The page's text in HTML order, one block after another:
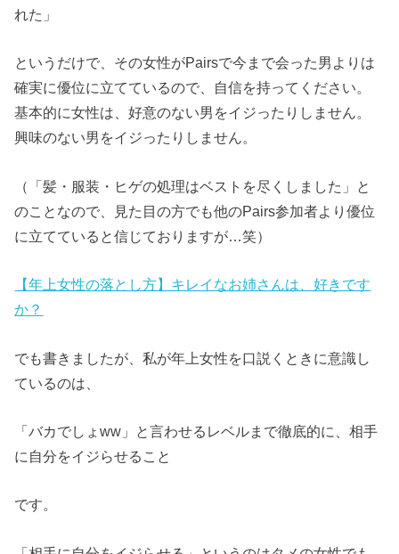
れた」
というだけで、その女性がPairsで今まで会った男よりは
確実に優位に立てているので、自信を持ってください。
基本的に女性は、好意のない男をイジったりしません。
興味のない男をイジったりしません。
（「髪・服装・ヒゲの処理はベストを尽くしました」と
のことなので、見た目の方でも他のPairs参加者より優位
に立てていると信じておりますが…笑）
【年上女性の落とし方】キレイなお姉さんは、好きです
か？
でも書きましたが、私が年上女性を口説くときに意識し
ているのは、
「バカでしょww」と言わせるレベルまで徹底的に、相手
に自分をイジらせること
です。